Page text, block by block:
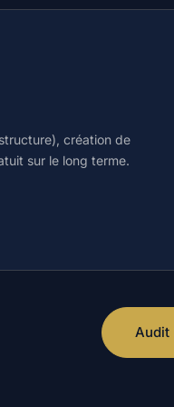
création de
sur le long terme.
Audit